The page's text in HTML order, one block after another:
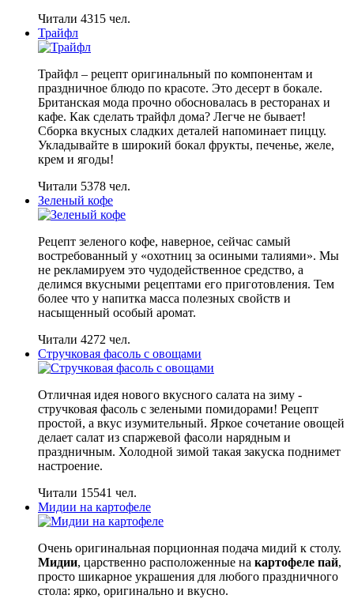
Читали 4315 чел.
Трайфл
Трайфл – рецепт оригинальный по компонентам и
праздничное блюдо по красоте. Это десерт в бокале.
Британская мода прочно обосновалась в ресторанах и
кафе. Как сделать трайфл дома? Легче не бывает!
Сборка вкусных сладких деталей напоминает пиццу.
Укладывайте в широкий бокал фрукты, печенье, желе,
крем и ягоды!
Читали 5378 чел.
Зеленый кофе
Рецепт зеленого кофе, наверное, сейчас самый
востребованный у «охотниц за осиными талиями». Мы
не рекламируем это чудодейственное средство, а
делимся вкусными рецептами его приготовления. Тем
более что у напитка масса полезных свойств и
насыщенный особый аромат.
Читали 4272 чел.
Стручковая фасоль с овощами
Отличная идея нового вкусного салата на зиму -
стручковая фасоль с зелеными помидорами! Рецепт
простой, а вкус изумительный. Яркое сочетание овощей
делает салат из спаржевой фасоли нарядным и
праздничным. Холодной зимой такая закуска поднимет
настроение.
Читали 15541 чел.
Мидии на картофеле
Очень оригинальная порционная подача мидий к столу.
Мидии, царственно расположенные на картофеле пай,
просто шикарное украшения для любого праздничного
стола: ярко, оригинально и вкусно.